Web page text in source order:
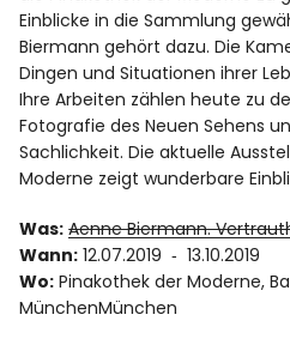
Einblicke in die Sammlung
Biermann gehört dazu. Die
Dingen und Situationen ihrer
Ihre Arbeiten zählen heute zu
Fotografie des Neuen Sehens
Sachlichkeit. Die aktuelle
Moderne zeigt wunderbare
Was: Aenne Biermann.
Wann: 12.07.2019 ‐ 13.10.2019
Wo: Pinakothek der Moderne,
MünchenMünchen